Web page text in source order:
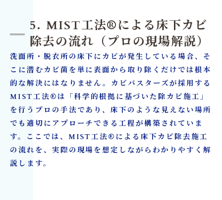
5. MIST工法®による床下カビ
除去の流れ（プロの現場解説）
洗面所・脱衣所の床下にカビが発生している場合、そ
こに潜むカビ菌を単に表面から取り除くだけでは根本
的な解決にはなりません。カビバスターズが採用する
MIST工法®は「科学的根拠に基づいた除カビ施工」
を行うプロの手法であり、床下のような見えない場所
でも適切にアプローチできる工程が構築されていま
す。ここでは、MIST工法®による床下カビ除去施工
の流れを、実際の現場を想定しながらわかりやすく解
説します。